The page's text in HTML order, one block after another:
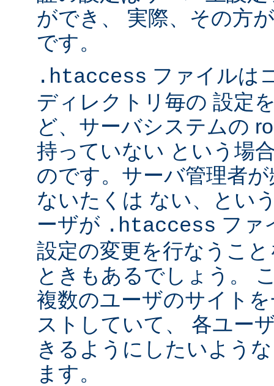
ができ、 実際、その方
です。
.htaccess ファイルは
ディレクトリ毎の 設定
ど、サーバシステムの
持っていない という場
のです。サーバ管理者
ないたくは ない、とい
ーザが .htaccess ファ
設定の変更を行なうこ
ときもあるでしょう。
複数のユーザのサイト
ストしていて、 各ユー
きるようにしたいよう
ます。